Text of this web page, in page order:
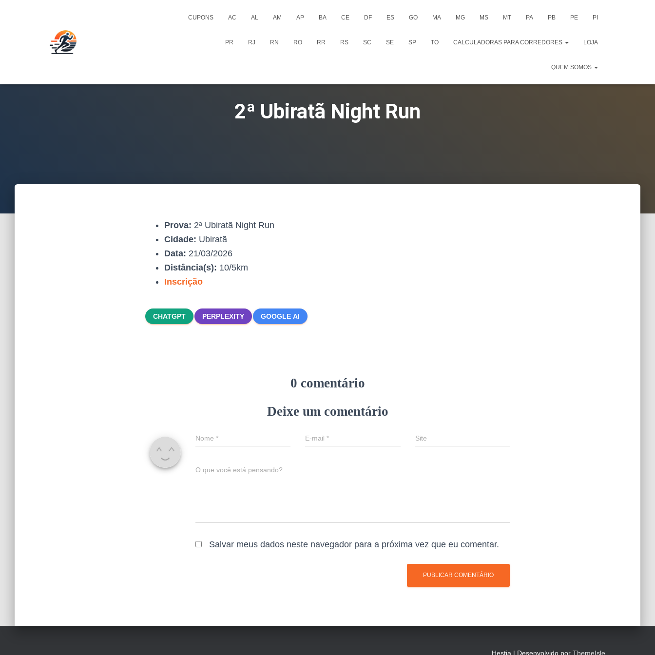
CUPONS AC AL AM AP BA CE DF ES GO MA MG MS MT PA PB PE PI
PR RJ RN RO RR RS SC SE SP TO CALCULADORAS PARA CORREDORES LOJA
QUEM SOMOS
2ª Ubiratã Night Run
Prova: 2ª Ubiratã Night Run
Cidade: Ubiratã
Data: 21/03/2026
Distância(s): 10/5km
Inscrição
CHATGPT PERPLEXITY GOOGLE AI
0 comentário
Deixe um comentário
Nome * E-mail* Site
O que você está pensando?
Salvar meus dados neste navegador para a próxima vez que eu comentar.
Hestia | Desenvolvido por ThemeIsle